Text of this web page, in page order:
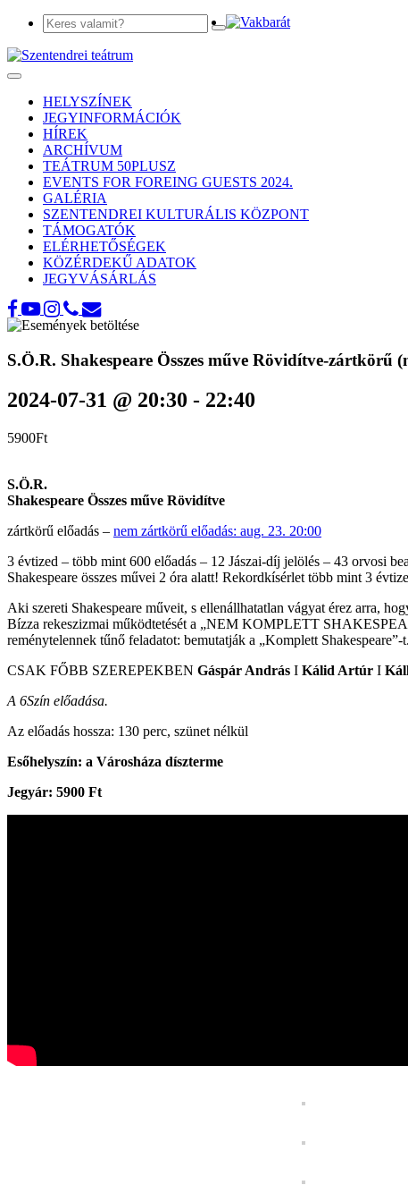
Toggle
navigationHELYSZÍNEK
JEGYINFORMÁCIÓK
HÍREK
ARCHÍVUM
TEÁTRUM 50PLUSZ
EVENTS FOR FOREING GUESTS 2024.
GALÉRIA
SZENTENDREI KULTURÁLIS KÖZPONT
TÁMOGATÓK
ELÉRHETŐSÉGEK
KÖZÉRDEKŰ ADATOK
JEGYVÁSÁRLÁS
S.Ö.R. Shakespeare Összes műve Rövidítve-zártkörű
2024-07-31 @ 20:30 - 22:40
5900Ft
S.Ö.R.
Shakespeare Összes műve Rövidítve
zártkörű előadás – nem zártkörű előadás: aug. 23. 20:00
3 évtized – több mint 600 előadás – 12 Jászai-díj jelölés – 43 orvosi
Shakespeare összes művei 2 óra alatt! Rekordkísérlet több mint 3
Aki szereti Shakespeare műveit, s ellenállhatatlan vágyat érez arra,
Bízza rekeszizmai működtetését a „NEM KOMPLETT
reménytelennek tűnő feladatot: bemutatják a „Komplett Shakespeare”-t.
CSAK FŐBB SZEREPEKBEN Gáspár András I Kálid Artúr I
A 6Szín előadása.
Az előadás hossza: 130 perc, szünet nélkül
Esőhelyszín: a Városháza díszterme
Jegyár: 5900 Ft